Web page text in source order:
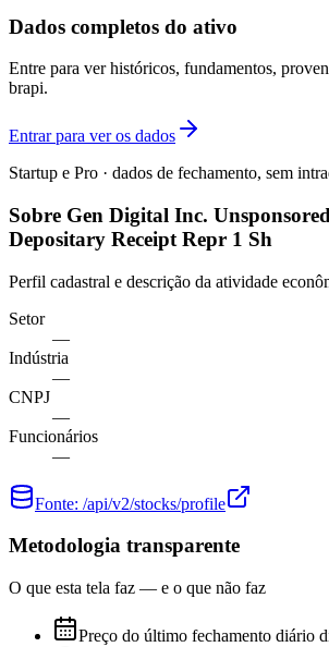
Dados completos do ativo
Entre para ver históricos, fundamentos,
brapi.
Entrar para ver os dados
Startup e Pro · dados de fechamento, sem
Sobre Gen Digital Inc.
Depositary Receipt Repr 1 Sh
Perfil cadastral e descrição da atividade
Setor
—
Indústria
—
CNPJ
—
Funcionários
—
Fonte: /api/v2/stocks/profile
Metodologia transparente
O que esta tela faz — e o que não faz
Preço do último fechamento diário